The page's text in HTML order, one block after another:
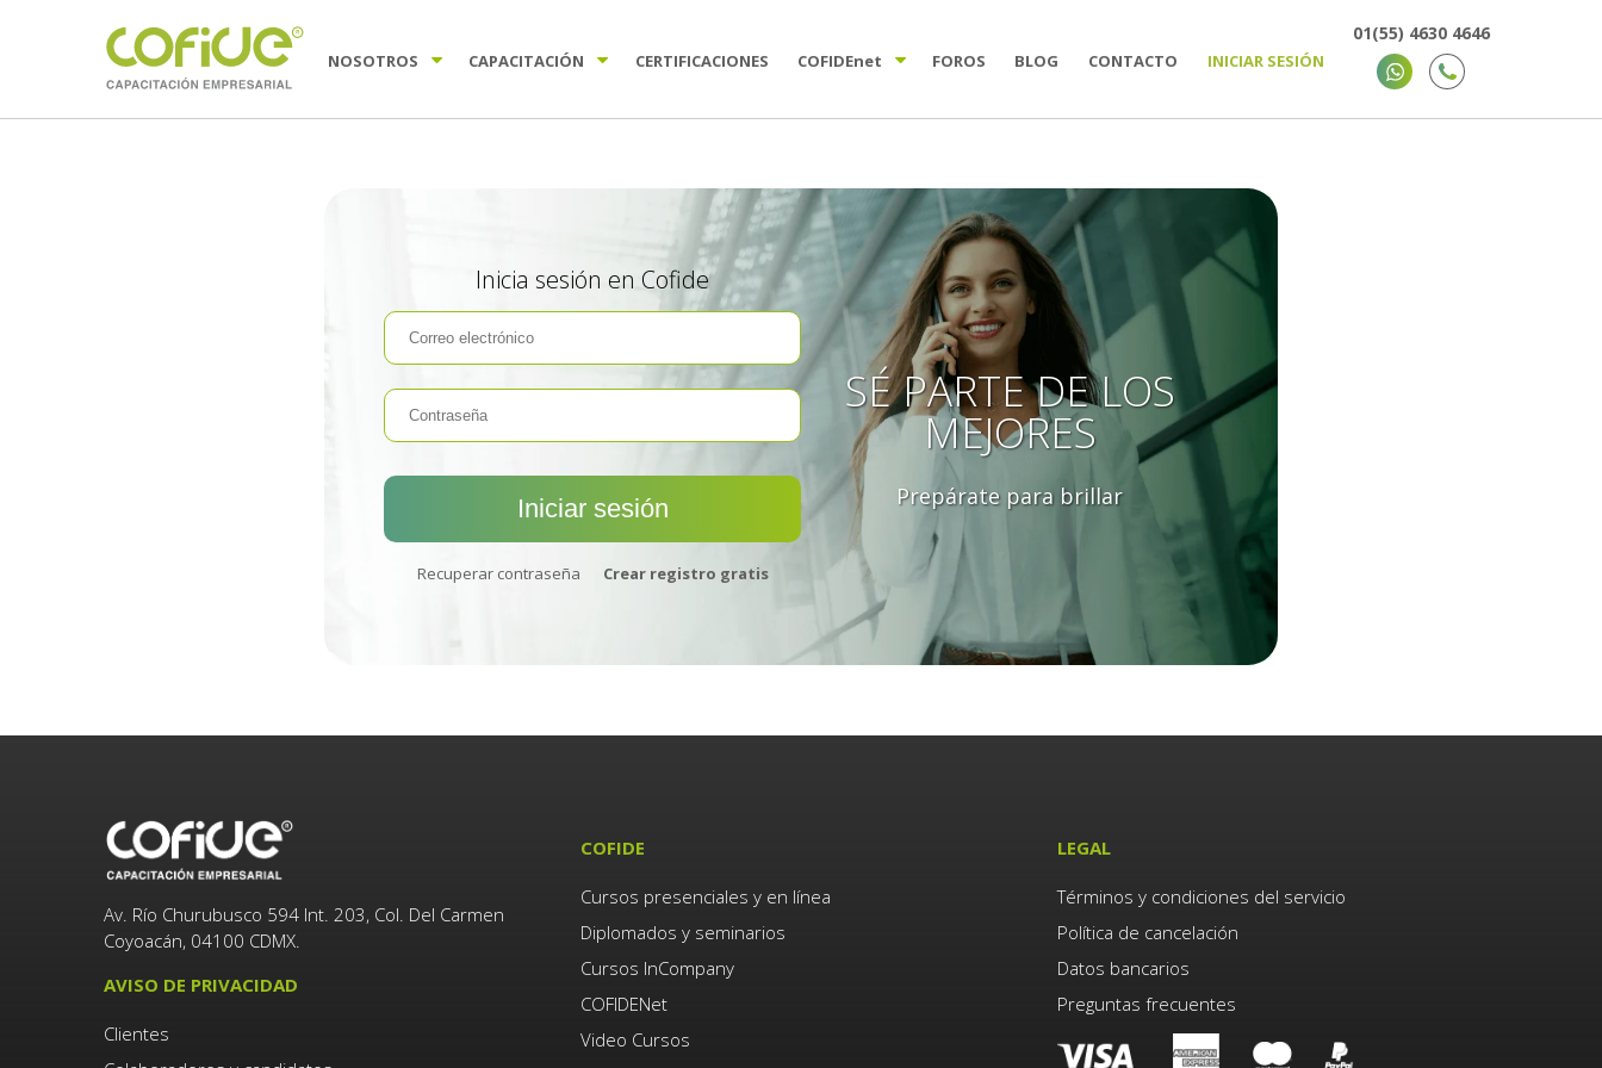
NOSOTROS CAPACITACIÓN CERTIFICACIONES COFIDEnet FOROS BLOG CONTACTO INICIAR SESIÓN
01(55) 4630 4646
Inicia sesión en Cofide
Recuperar contraseña Crear registro gratis
SÉ PARTE DE LOS
MEJORES
Prepárate para brillar
Av. Río Churubusco 594 Int. 203, Col. Del Carmen
Coyoacán, 04100 CDMX.
AVISO DE PRIVACIDAD
Clientes
COFIDE
Cursos presenciales y en línea
Diplomados y seminarios
Cursos InCompany
COFIDENet
Video Cursos
LEGAL
Términos y condiciones del servicio
Política de cancelación
Datos bancarios
Preguntas frecuentes